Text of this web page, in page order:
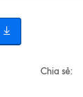
Chia sẻ: